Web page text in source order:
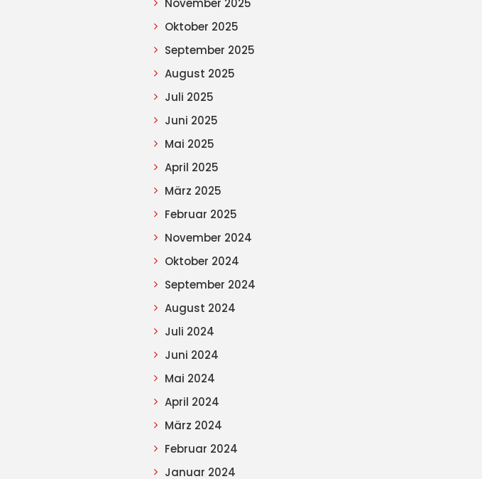
November 2025
Oktober 2025
September 2025
August 2025
Juli 2025
Juni 2025
Mai 2025
April 2025
März 2025
Februar 2025
November 2024
Oktober 2024
September 2024
August 2024
Juli 2024
Juni 2024
Mai 2024
April 2024
März 2024
Februar 2024
Januar 2024